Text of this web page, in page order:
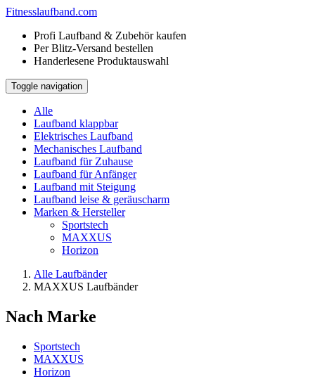
Fitnesslaufband.com
Profi Laufband & Zubehör kaufen
Per Blitz-Versand bestellen
Handerlesene Produktauswahl
Toggle navigation
Alle
Laufband klappbar
Elektrisches Laufband
Mechanisches Laufband
Laufband für Zuhause
Laufband für Anfänger
Laufband mit Steigung
Laufband leise & geräuscharm
Marken & Hersteller
Sportstech
MAXXUS
Horizon
Alle Laufbänder
MAXXUS Laufbänder
Nach Marke
Sportstech
MAXXUS
Horizon